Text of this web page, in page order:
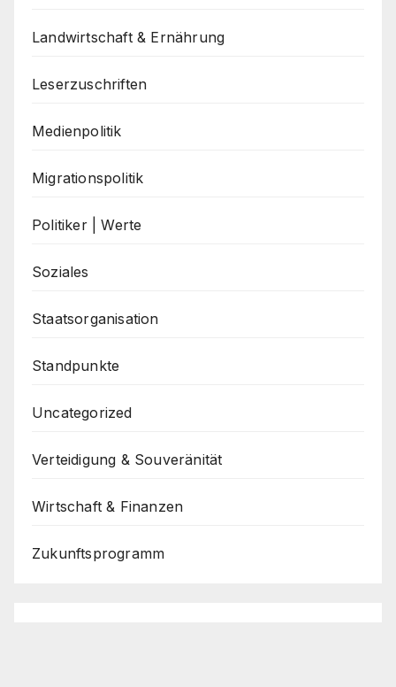
Landwirtschaft & Ernährung
Leserzuschriften
Medienpolitik
Migrationspolitik
Politiker | Werte
Soziales
Staatsorganisation
Standpunkte
Uncategorized
Verteidigung & Souveränität
Wirtschaft & Finanzen
Zukunftsprogramm